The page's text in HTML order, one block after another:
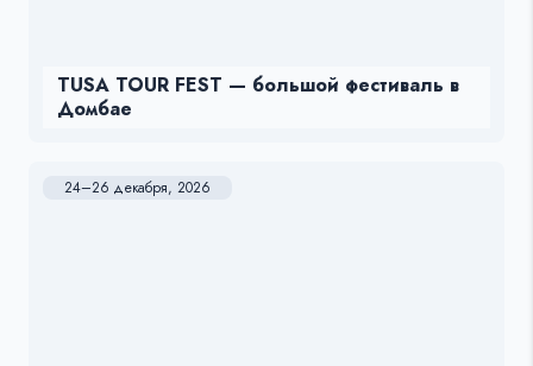
TUSA TOUR FEST — большой фестиваль в
Домбае
24–26 декабря, 2026